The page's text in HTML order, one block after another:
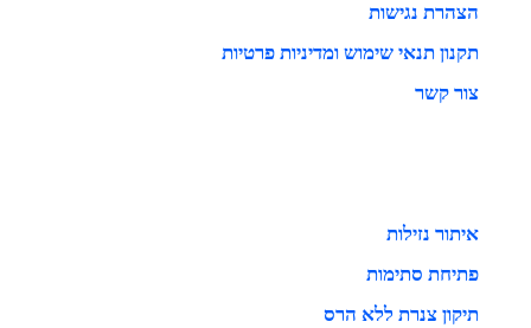
הצהרת נגישות
תקנון תנאי שימוש ומדיניות פרטיות
צור קשר
איתור נזילות
פתיחת סתימות
תיקון צנרת ללא הרס